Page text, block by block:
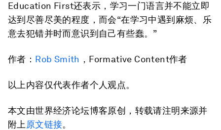
Education First还表示，学习一门语言并不能立即
达到尽善尽美的程度，而会“在学习中遇到麻烦、乐
意去犯错并时而意识到自己有些蠢。”
作者： Rob Smith ，Formative Content作者
以上内容仅代表作者个人观点。
本文由世界经济论坛博客原创，转载请注明来源并
附上 原文链接。